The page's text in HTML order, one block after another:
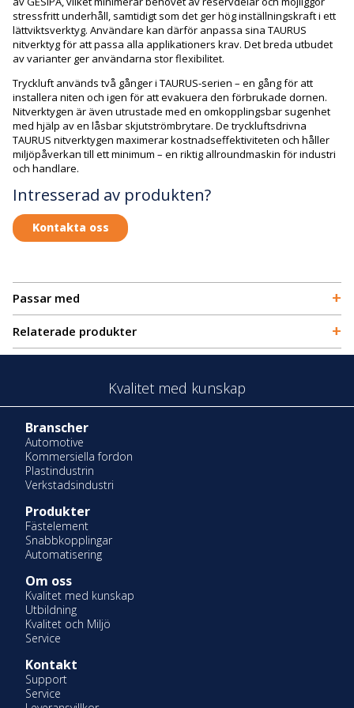
stressfritt underhåll, samtidigt som det ger hög inställningskraft i ett
lättviktsverktyg. Användare kan därför anpassa sina TAURUS
nitverktyg för att passa alla applikationers krav. Det breda utbudet
av varianter ger användarna stor flexibilitet.
Tryckluft används två gånger i TAURUS-serien – en gång för att
installera niten och igen för att evakuera den förbrukade dornen.
Nitverktygen är även utrustade med en omkopplingsbar sugenhet
med hjälp av en låsbar skjutströmbrytare. De tryckluftsdrivna
TAURUS nitverktygen maximerar kostnadseffektiviteten och håller
miljöpåverkan till ett minimum – en riktig allroundmaskin för industri
och handlare.
Intresserad av produkten?
Kontakta oss
Passar med +
Relaterade produkter +
Kvalitet med kunskap
Branscher
Automotive
Kommersiella fordon
Plastindustrin
Verkstadsindustri
Produkter
Fästelement
Snabbkopplingar
Automatisering
Om oss
Kvalitet med kunskap
Utbildning
Kvalitet och Miljö
Service
Kontakt
Support
Service